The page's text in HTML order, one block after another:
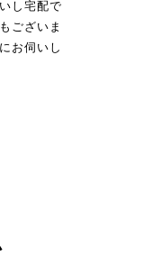
し宅配で
ございま
お伺いし